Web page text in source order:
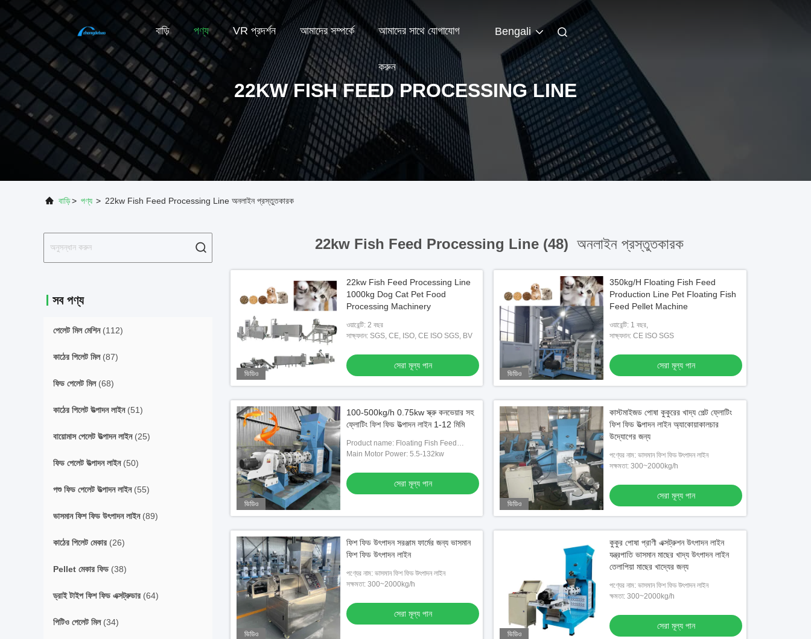
বাড়ি পণ্য VR প্রদর্শন আমাদের সম্পর্কে আমাদের সাথে যোগাযোগ
করুন
Bengali
22KW FISH FEED PROCESSING LINE
বাড়ি> পণ্য > 22kw Fish Feed Processing Line অনলাইন প্রস্তুতকারক
সব পণ্য
পেলেট মিল মেশিন(112)
কাঠের পিলেট মিল(87)
ফিড পেলেট মিল(68)
কাঠের পিলেট উত্পাদন লাইন(51)
বায়োমাস পেলেট উত্পাদন লাইন(25)
ফিড পেলেট উত্পাদন লাইন(50)
পশু ফিড পেলেট উত্পাদন লাইন(55)
ভাসমান ফিশ ফিড উৎপাদন লাইন(89)
কাঠের পিলেট মেকার (26)
Pellet মেকার ফিড (38)
ড্রাই টাইপ ফিশ ফিড এক্সট্রুডার (64)
পিটিও পেলেট মিল(34)
22kw Fish Feed Processing Line (48) অনলাইন প্রস্তুতকারক
ভিডিও
22kw Fish Feed Processing Line
1000kg Dog Cat Pet Food
Processing Machinery
ওয়ারেন্টি: 2 বছর
সাক্ষ্যদান: SGS, CE, ISO, CE ISO SGS, BV
সেরা মূল্য পান
ভিডিও
350kg/H Floating Fish Feed
Production Line Pet Floating Fish
Feed Pellet Machine
ওয়ারেন্টি: 1 বছর,
সাক্ষ্যদান: CE ISO SGS
সেরা মূল্য পান
ভিডিও
100-500kg/h 0.75kw স্ক্রু কনভেয়ার সহ
ফ্লোটিং ফিশ ফিড উত্পাদন লাইন 1-12 মিমি
Product name: Floating Fish Feed
Production Line
Main Motor Power: 5.5-132kw
সেরা মূল্য পান
ভিডিও
কাস্টমাইজড পোষা কুকুরের খাদ্য পেল্ট ফ্লোটিং
ফিশ ফিড উত্পাদন লাইন অ্যাকোয়াকালচার
উদ্যোগের জন্য
পণ্যের নাম: ভাসমান ফিশ ফিড উৎপাদন লাইন
সক্ষমতা: 300~2000kg/h
সেরা মূল্য পান
ভিডিও
ফিশ ফিড উৎপাদন সরঞ্জাম ফার্মের জন্য ভাসমান
ফিশ ফিড উৎপাদন লাইন
পণ্যের নাম: ভাসমান ফিশ ফিড উৎপাদন লাইন
সক্ষমতা: 300~2000kg/h
সেরা মূল্য পান
ভিডিও
কুকুর পোষা প্রাণী এক্সট্রুশন উৎপাদন লাইন
যন্ত্রপাতি ভাসমান মাছের খাদ্য উৎপাদন লাইন
তেলাপিয়া মাছের খাদ্যের জন্য
পণ্যের নাম: ভাসমান ফিশ ফিড উৎপাদন লাইন
ক্ষমতা: 300~2000kg/h
সেরা মূল্য পান